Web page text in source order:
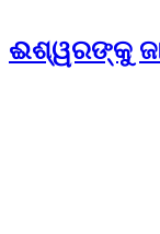
ଈଶ୍ୱରଙ୍କୁ